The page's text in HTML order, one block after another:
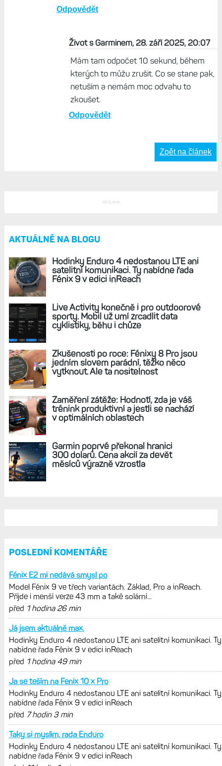
Odpovědět
Život s Garminem, 28. září 2025, 20:07
Mám tam odpočet 10 sekund, během
kterých to můžu zrušit. Co se stane pak,
netuším a nemám moc odvahu to
zkoušet.
Odpovědět
Zpět na článek
REKLAMA
AKTUÁLNĚ NA BLOGU
satelitní komunikaci. Ty nabídne řada
Fénix 9 v edici inReach
sporty. Mobil už umí zrcadlit data
cyklistiky, běhu i chůze
Garmin poprvé překonal hranici
300 dolarů. Cena akcií za devět
měsíců výrazně vzrostla